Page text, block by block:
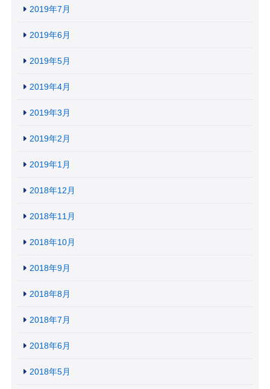
2019年7月
2019年6月
2019年5月
2019年4月
2019年3月
2019年2月
2019年1月
2018年12月
2018年11月
2018年10月
2018年9月
2018年8月
2018年7月
2018年6月
2018年5月